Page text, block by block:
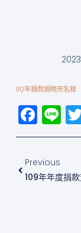
110年捐款捐物芳名錄
Previous
109年年度捐